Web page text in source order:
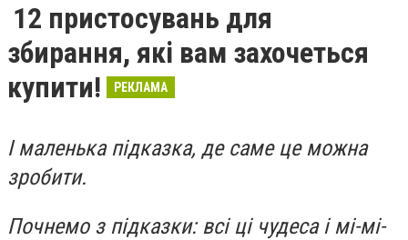
12 пристосувань для
збирання, які вам захочеться
купити!
РЕКЛАМА
І маленька підказка, де саме це можна
зробити.
Почнемо з підказки: всі ці чудеса і мі-мі-